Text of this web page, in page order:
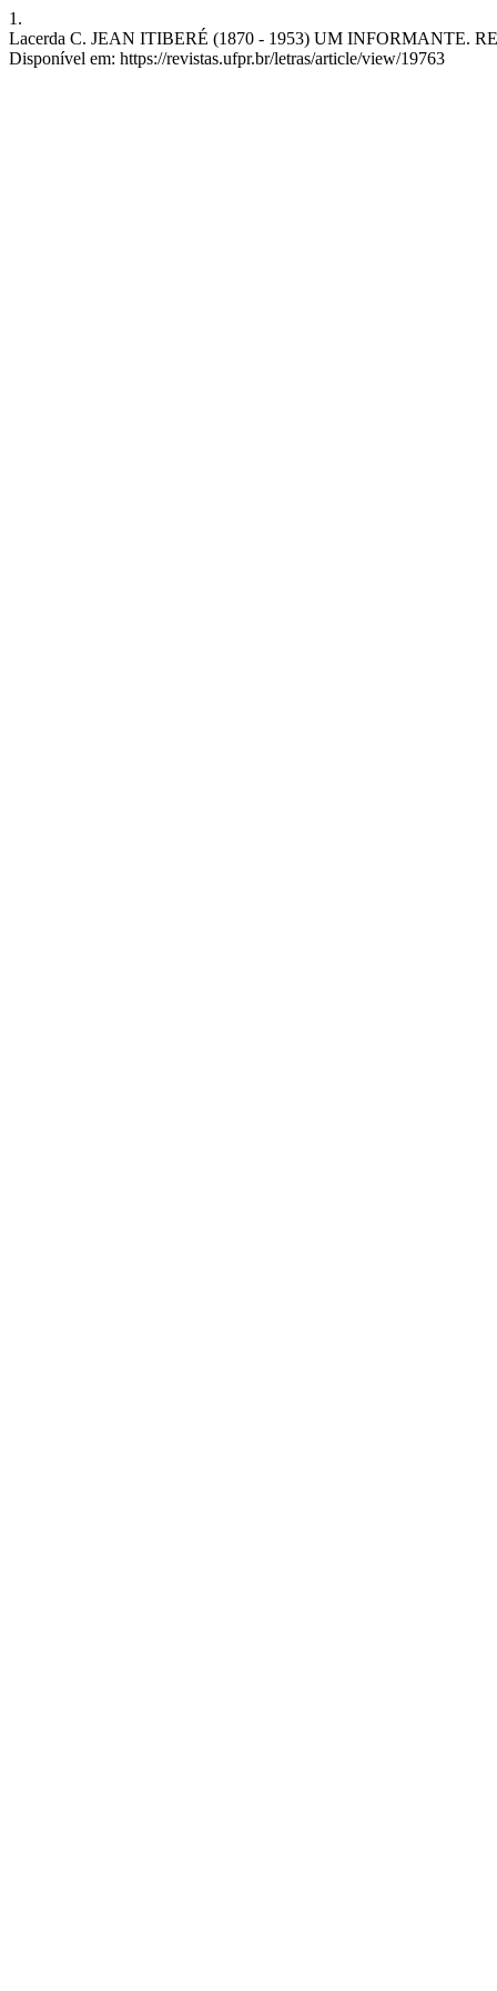
1.
Lacerda C. JEAN ITIBERÉ (1870 - 1953) UM INFORMANTE.
Disponível em: https://revistas.ufpr.br/letras/article/view/19763